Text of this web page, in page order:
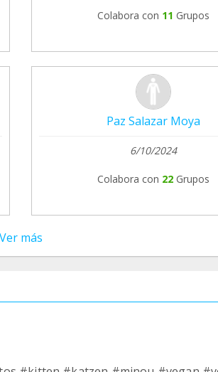
Colabora con 11 Grupos
Paz Salazar Moya
6/10/2024
Colabora con 22 Grupos
Ver más